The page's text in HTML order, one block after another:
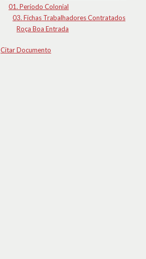
01. Período Colonial
03. Fichas Trabalhadores Contratados
Roça Boa Entrada
Citar Documento